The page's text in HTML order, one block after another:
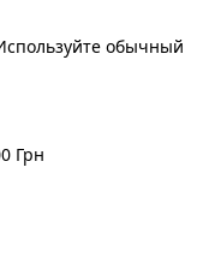
обычный
Грн